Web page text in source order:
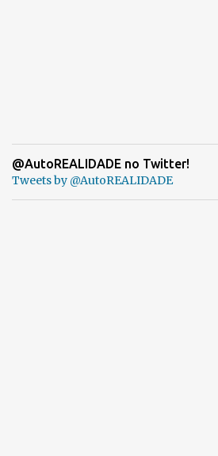
@AutoREALIDADE no Twitter!
Tweets by @AutoREALIDADE